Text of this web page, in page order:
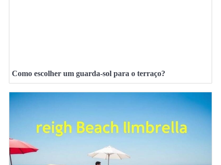
Como escolher um guarda-sol para o terraço?